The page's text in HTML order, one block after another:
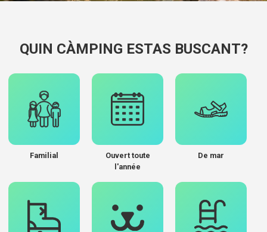
QUIN CÀMPING ESTAS BUSCANT?
Familial
Ouvert toute
l'année
De mar